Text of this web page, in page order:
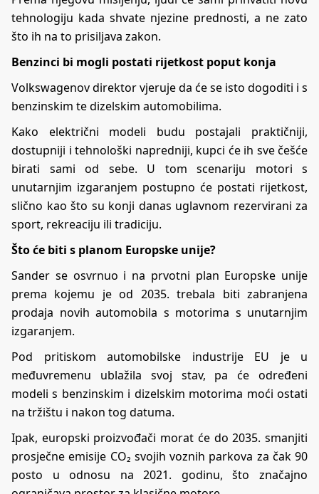
tehnologiju kada shvate njezine prednosti, a ne zato
što ih na to prisiljava zakon.
Benzinci bi mogli postati rijetkost poput konja
Volkswagenov direktor vjeruje da će se isto dogoditi i s
benzinskim te dizelskim automobilima.
Kako električni modeli budu postajali praktičniji,
dostupniji i tehnološki napredniji, kupci će ih sve češće
birati sami od sebe. U tom scenariju motori s
unutarnjim izgaranjem postupno će postati rijetkost,
slično kao što su konji danas uglavnom rezervirani za
sport, rekreaciju ili tradiciju.
Što će biti s planom Europske unije?
Sander se osvrnuo i na prvotni plan Europske unije
prema kojemu je od 2035. trebala biti zabranjena
prodaja novih automobila s motorima s unutarnjim
izgaranjem.
Pod pritiskom automobilske industrije EU je u
međuvremenu ublažila svoj stav, pa će određeni
modeli s benzinskim i dizelskim motorima moći ostati
na tržištu i nakon tog datuma.
Ipak, europski proizvođači morat će do 2035. smanjiti
prosječne emisije CO₂ svojih voznih parkova za čak 90
posto u odnosu na 2021. godinu, što značajno